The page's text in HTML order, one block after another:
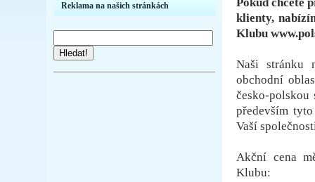
Reklama na našich stránkách
Hledat!
klienty,
Klubu
Naši stránku
obchodní
česko-polskou
především
Vaší
Akční cena
Klubu: